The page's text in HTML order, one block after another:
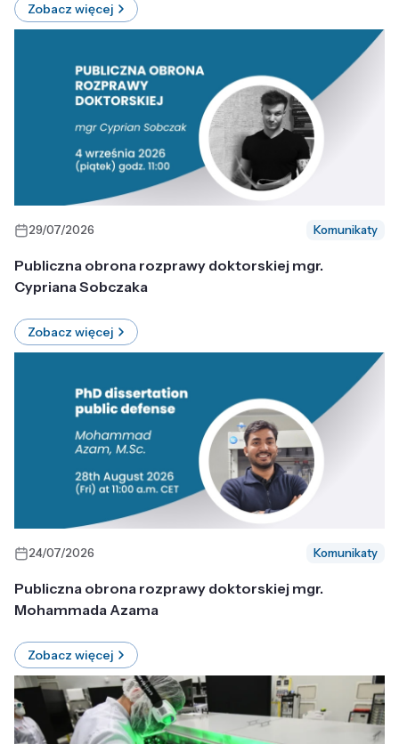
Zobacz więcej
29/07/2026 Komunikaty
Publiczna obrona rozprawy doktorskiej mgr.
Cypriana Sobczaka
Zobacz więcej
24/07/2026 Komunikaty
Publiczna obrona rozprawy doktorskiej mgr.
Mohammada Azama
Zobacz więcej